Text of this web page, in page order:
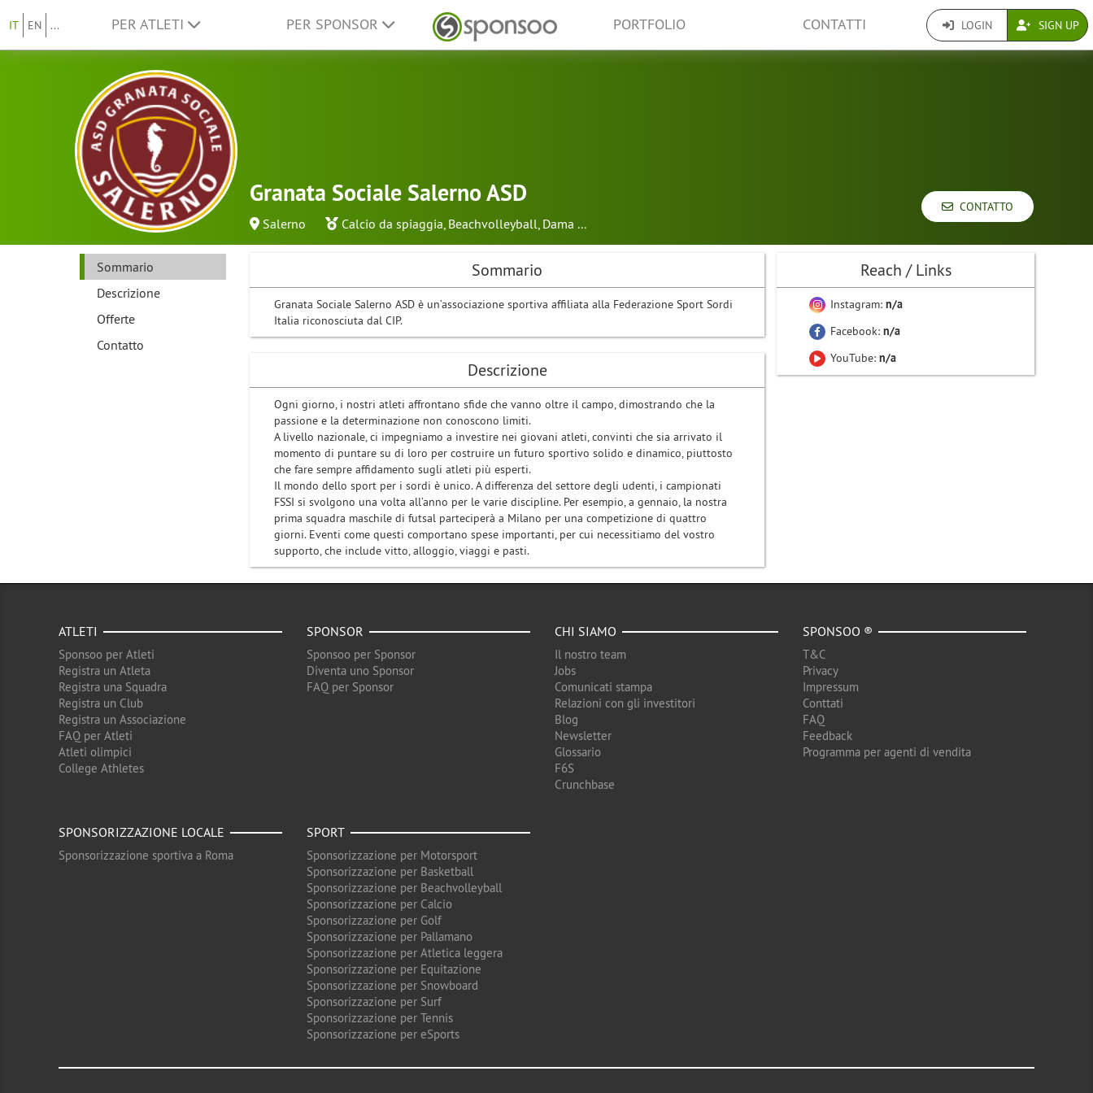
IT EN ... PER ATLETI PER SPONSOR PORTFOLIO CONTATTI LOGIN SIGN UP
Granata Sociale Salerno ASD
Salerno Calcio da spiaggia, Beachvolleyball, Dama ...
CONTATTO
Sommario
Descrizione
Offerte
Contatto
Sommario
Granata Sociale Salerno ASD è un’associazione sportiva affiliata alla Federazione Sport Sordi
Italia riconosciuta dal CIP.
Descrizione
Ogni giorno, i nostri atleti affrontano sfide che vanno oltre il campo, dimostrando che la
passione e la determinazione non conoscono limiti.
A livello nazionale, ci impegniamo a investire nei giovani atleti, convinti che sia arrivato il
momento di puntare su di loro per costruire un futuro sportivo solido e dinamico, piuttosto
che fare sempre affidamento sugli atleti più esperti.
Il mondo dello sport per i sordi è unico. A differenza del settore degli udenti, i campionati
FSSI si svolgono una volta all’anno per le varie discipline. Per esempio, a gennaio, la nostra
prima squadra maschile di futsal parteciperà a Milano per una competizione di quattro
giorni. Eventi come questi comportano spese importanti, per cui necessitiamo del vostro
supporto, che include vitto, alloggio, viaggi e pasti.
Reach / Links
Instagram:n/a
Facebook:n/a
YouTube:n/a
ATLETI
Sponsoo per Atleti
Registra un Atleta
Registra una Squadra
Registra un Club
Registra un Associazione
FAQ per Atleti
Atleti olimpici
College Athletes
SPONSOR
Sponsoo per Sponsor
Diventa uno Sponsor
FAQ per Sponsor
CHI SIAMO
Il nostro team
Jobs
Comunicati stampa
Relazioni con gli investitori
Blog
Newsletter
Glossario
F6S
Crunchbase
SPONSOO ®
T&C
Privacy
Impressum
Conttati
FAQ
Feedback
Programma per agenti di vendita
SPONSORIZZAZIONE LOCALE
Sponsorizzazione sportiva a Roma
SPORT
Sponsorizzazione per Motorsport
Sponsorizzazione per Basketball
Sponsorizzazione per Beachvolleyball
Sponsorizzazione per Calcio
Sponsorizzazione per Golf
Sponsorizzazione per Pallamano
Sponsorizzazione per Atletica leggera
Sponsorizzazione per Equitazione
Sponsorizzazione per Snowboard
Sponsorizzazione per Surf
Sponsorizzazione per Tennis
Sponsorizzazione per eSports